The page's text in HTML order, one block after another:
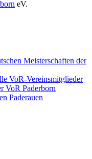
eV.
Meisterschaften der
VoR-Vereinsmitglieder
VoR Paderborn
Paderauen